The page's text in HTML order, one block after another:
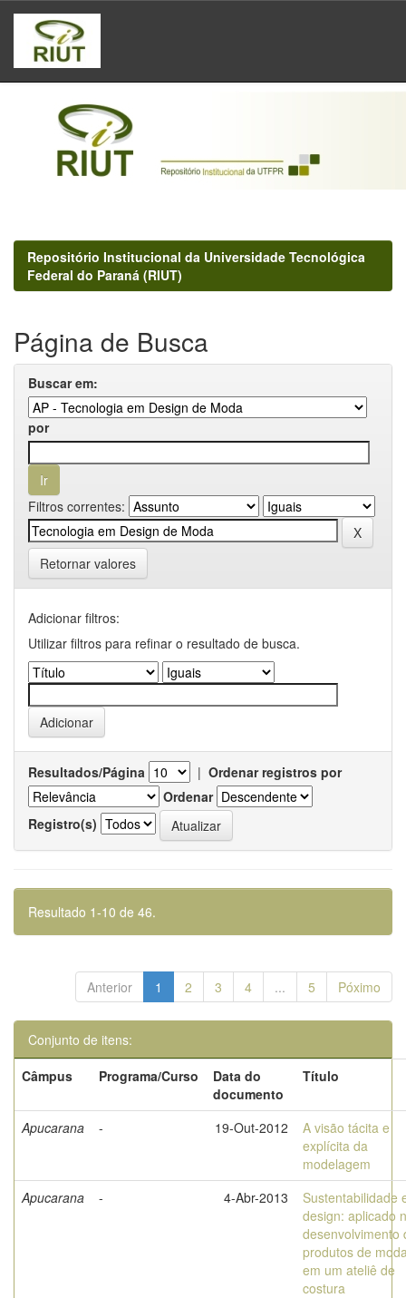
Skip
navigation
Repositório Institucional da Universidade Tecnológica
Federal do Paraná (RIUT)
Página de Busca
Buscar em:
por
Filtros correntes:
Retornar valores
Adicionar filtros:
Utilizar filtros para refinar o resultado de busca.
Resultados/Página | Ordenar registros por
Ordenar
Registro(s)
Resultado 1-10 de 46.
Anterior 1 2 3 4 ... 5 Póximo
Conjunto de itens:
Câmpus
Programa/Curso
Data do
documento
Título
Apucarana - 19-Out-2012
A visão tácita e
explícita da
modelagem
Apucarana
- 4-Abr-2013
Sustentabilidade
design: aplicado
desenvolvimento
produtos de
em um ateliê de
costura